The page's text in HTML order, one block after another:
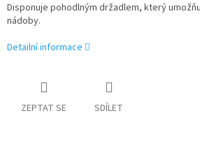
Disponuje pohodlným držadlem, který
nádoby.
Detailní informace
ZEPTAT SE SDÍLET